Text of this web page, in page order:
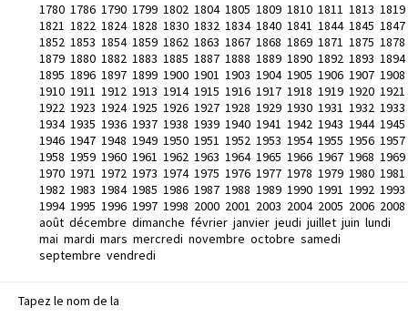
1780 1786 1790 1799 1802 1804 1805 1809 1810 1811 1813 1819
1821 1822 1824 1828 1830 1832 1834 1840 1841 1844 1845 1847
1852 1853 1854 1859 1862 1863 1867 1868 1869 1871 1875 1878
1879 1880 1882 1883 1885 1887 1888 1889 1890 1892 1893 1894
1895 1896 1897 1899 1900 1901 1903 1904 1905 1906 1907 1908
1910 1911 1912 1913 1914 1915 1916 1917 1918 1919 1920 1921
1922 1923 1924 1925 1926 1927 1928 1929 1930 1931 1932 1933
1934 1935 1936 1937 1938 1939 1940 1941 1942 1943 1944 1945
1946 1947 1948 1949 1950 1951 1952 1953 1954 1955 1956 1957
1958 1959 1960 1961 1962 1963 1964 1965 1966 1967 1968 1969
1970 1971 1972 1973 1974 1975 1976 1977 1978 1979 1980 1981
1982 1983 1984 1985 1986 1987 1988 1989 1990 1991 1992 1993
1994 1995 1996 1997 1998 2000 2001 2003 2004 2005 2006 2008
août décembre dimanche février janvier jeudi juillet juin lundi
mai mardi mars mercredi novembre octobre samedi
septembre vendredi
Tapez le nom de la